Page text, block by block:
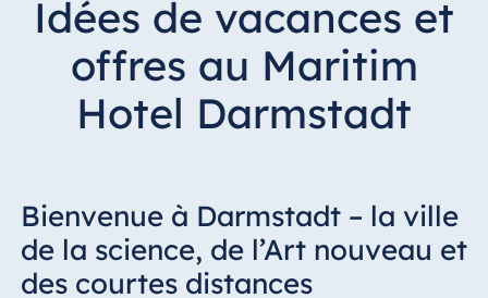
Hotel Bonn
Hotel Bremen
Hotel Darmstadt
Hotel Dresden
Hotel am
Schlossgarten
Fulda
Airport Hotel
Idées de vacances et
offres au Maritim
Hotel Darmstadt
Bienvenue à Darmstadt – la ville
de la science, de l’Art nouveau et
des courtes distances